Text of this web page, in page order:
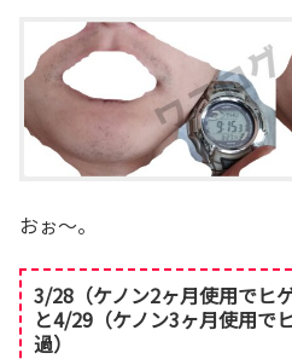
おぉ～。
3/28（ケノン2ヶ月使用でヒ
と4/29（ケノン3ヶ月使用で
過）